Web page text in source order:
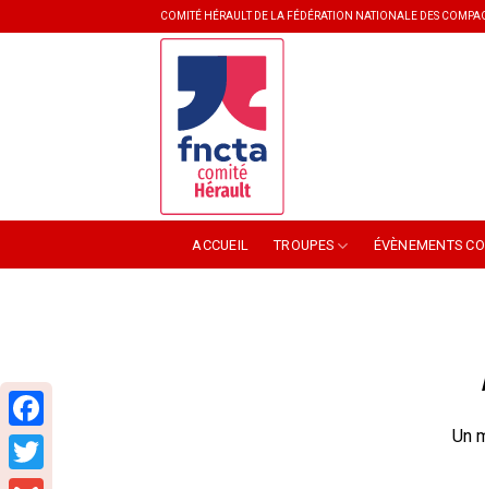
to
COMITÉ HÉRAULT DE LA FÉDÉRATION NATIONALE DES
ACCUEIL TROUPES ÉVÈNEMENTS
Un
Facebook